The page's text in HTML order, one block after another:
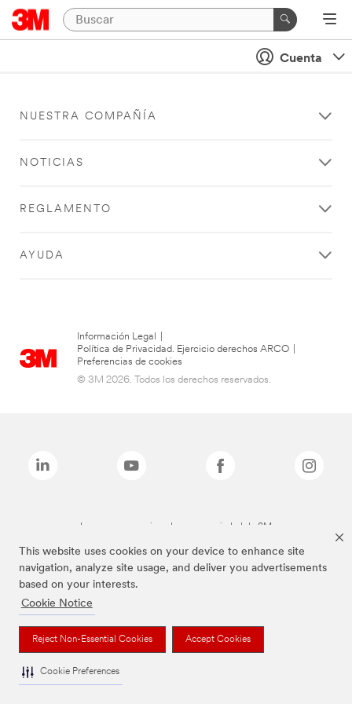
This website uses cookies on your device to enhance site
navigation, analyze site usage, and deliver you advertisements
based on your interests.
Cookie Notice
Reject Non-Essential Cookies Accept Cookies
Cookie Preferences
Cuenta
NUESTRA COMPAÑÍA
NOTICIAS
REGLAMENTO
AYUDA
Información Legal
Política de Privacidad. Ejercicio derechos ARCO
Preferencias de cookies
© 3M 2026. Todos los derechos reservados.
Las marcas mencionadas son propiedad de 3M